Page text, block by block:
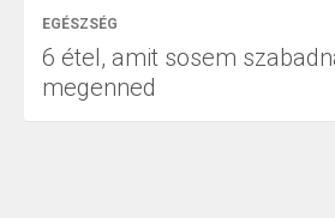
EGÉSZSÉG
6 étel, amit sosem
megenned